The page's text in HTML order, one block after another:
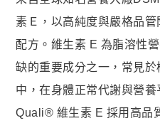
猛虎．酵母B群+酵母鋅
🏅 世界品質評鑑-特金獎
狀元・葉黃素+玉米黃素
金榜．85% rTG高純度純淨魚
素Ｅ，以高純度與嚴格品
配方。維生素 E 為脂溶性
缺的重要成分之一，常見
中，在身體正常代謝與營養
Quali® 維生素 E 採用高品